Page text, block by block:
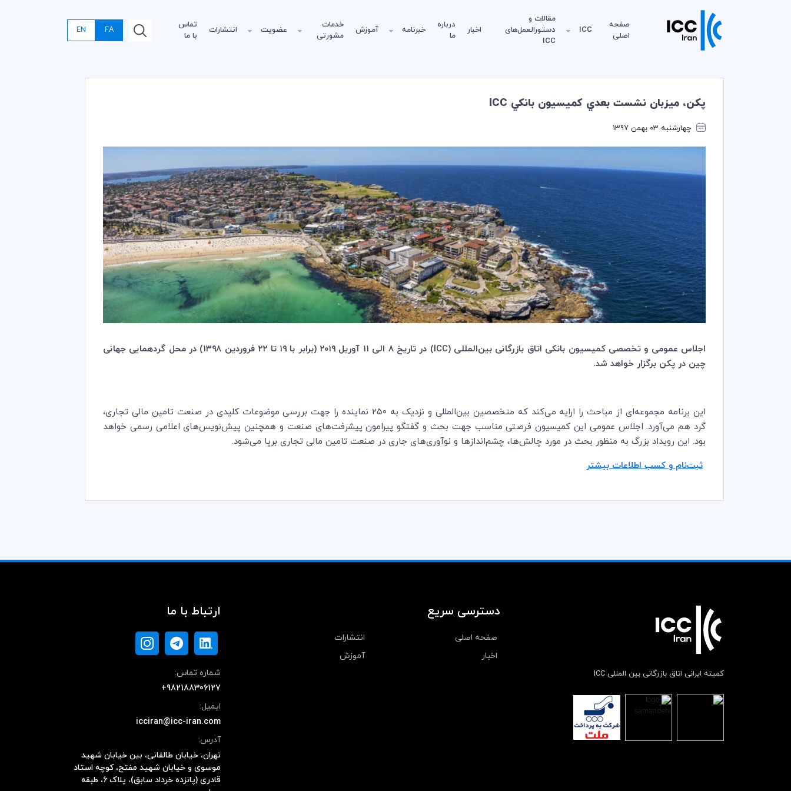
صفحه
اصلی
ICC
مقالات و
دستورالعمل‌های
ICC
اخبار
درباره
ما
خبرنامه آموزش
خدمات
مشورتی
عضویت انتشارات
تماس
با ما
FA
EN
پكن، ميزبان نشست بعدي كميسيون بانكي ICC
چهارشنبه 03 بهمن 1397
اجلاس عمومی و تخصصی کمیسیون بانکی اتاق بازرگانی بین‌المللی (ICC
) در تاریخ ۸ الی ۱۱ آوریل ۲۰۱۹ (برابر با ۱۹ تا ۲۲ فروردین ۱۳۹۸) در محل گردهمایی جهانی
چین در پکن برگزار خواهد شد.
این برنامه مجموعه‌ای از مباحث را ارایه می‌کند که متخصصین بین‌المللی‌‌ و نزدیک به ۲۵۰ نماینده را جهت بررسی موضوعات کلیدی در صنعت تامین مالی تجاری،
گرد هم می‌آورد. اجلاس عمومی این کمیسیون فرصتی مناسب جهت بحث و گفتگو پیرامون پیشرفت‌های صنعت و همچنین‌ پیش‌نویس‌های اعلامی رسمی خواهد
بود. این رویداد بزرگ به منظور بحث در مورد چالش‌ها‌، چشم‌اندازها و نوآوری‌های جاری در صنعت تامین مالی تجاری برپا می‌شود.
ثبت‌نام و کسب اطلاعات بیشتر
کمیته ایرانی اتاق بازرگانی بین المللی ICC
دسترسی سریع
صفحه اصلی
انتشارات
اخبار
آموزش
ارتباط با ما
شماره تماس:
+982188306127
ایمیل:
icciran@icc-iran.com
آدرس:
تهران، خیابان طالقانی، بین خیابان شهید
موسوی و خیابان شهید مفتح، کوچه استاد
قادری (پانزده خرداد سابق)، پلاک ۶، طبقه